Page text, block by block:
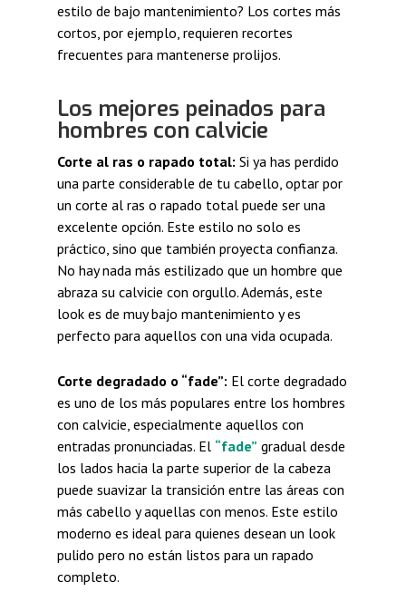
estilo de bajo mantenimiento? Los cortes más
cortos, por ejemplo, requieren recortes
frecuentes para mantenerse prolijos.
Los mejores peinados para
hombres con calvicie
Corte al ras o rapado total: Si ya has perdido
una parte considerable de tu cabello, optar por
un corte al ras o rapado total puede ser una
excelente opción. Este estilo no solo es
práctico, sino que también proyecta confianza.
No hay nada más estilizado que un hombre que
abraza su calvicie con orgullo. Además, este
look es de muy bajo mantenimiento y es
perfecto para aquellos con una vida ocupada.
Corte degradado o “fade”: El corte degradado
es uno de los más populares entre los hombres
con calvicie, especialmente aquellos con
entradas pronunciadas. El “fade” gradual desde
los lados hacia la parte superior de la cabeza
puede suavizar la transición entre las áreas con
más cabello y aquellas con menos. Este estilo
moderno es ideal para quienes desean un look
pulido pero no están listos para un rapado
completo.